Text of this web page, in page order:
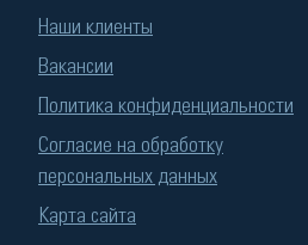
Наши клиенты
Вакансии
Политика конфиденциальности
Согласие на обработку
персональных данных
Карта сайта